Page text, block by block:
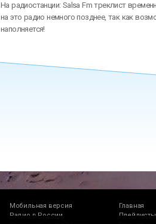
На радиостанции: Salsa Fm треклист
на это радио немного позднее, так как
наполняется!
Мобильная версия
Главная
Радио в России